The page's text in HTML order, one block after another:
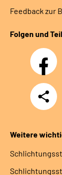
Feedback zur
Folgen und
Facebook
Teilen
Weitere